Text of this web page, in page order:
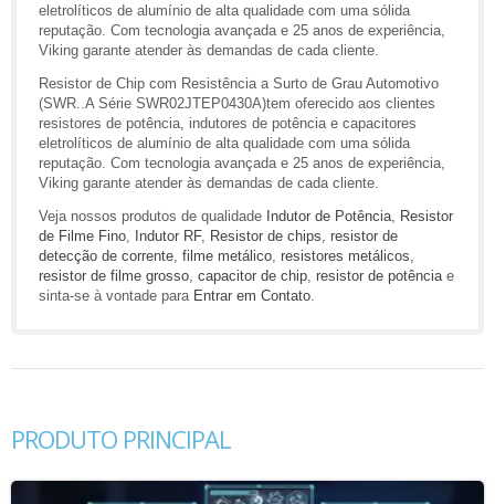
eletrolíticos de alumínio de alta qualidade com uma sólida
reputação. Com tecnologia avançada e 25 anos de experiência,
Viking garante atender às demandas de cada cliente.
Resistor de Chip com Resistência a Surto de Grau Automotivo
(SWR..A Série SWR02JTEP0430A)tem oferecido aos clientes
resistores de potência, indutores de potência e capacitores
eletrolíticos de alumínio de alta qualidade com uma sólida
reputação. Com tecnologia avançada e 25 anos de experiência,
Viking garante atender às demandas de cada cliente.
Veja nossos produtos de qualidade Indutor de Potência Resistor
de Filme Fino Indutor RF, Resistor de chips resistor de
detecção de corrente filme metálico resistores metálicos
resistor de filme grosso capacitor de chip resistor de potência e
sinta-se à vontade para Entrar em Contato
PRODUTO PRINCIPAL